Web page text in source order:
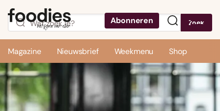
Abonneren Zoek
Magazine Nieuwsbrief Weekmenu Shop